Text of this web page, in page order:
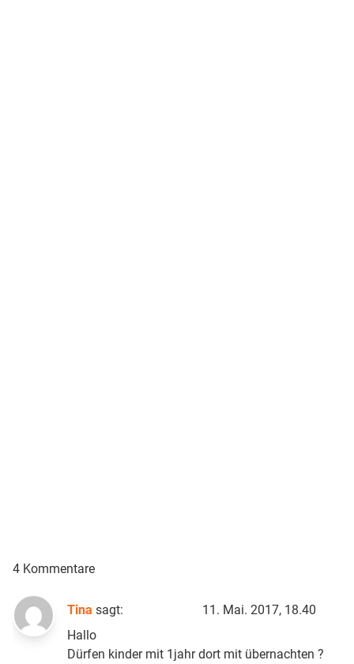
4 Kommentare
Tina sagt:
11. Mai. 2017, 18.40
Hallo
Dürfen kinder mit 1jahr dort mit übernachten ?